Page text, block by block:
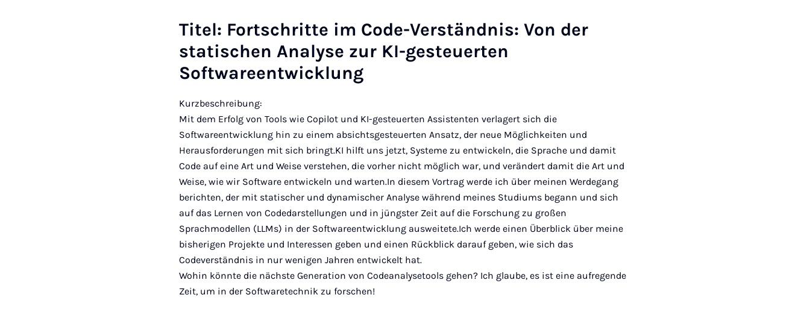
Titel: Fortschritte im Code-Verständnis: Von der
statischen Analyse zur KI-gesteuerten
Softwareentwicklung
Kurzbeschreibung:
Mit dem Erfolg von Tools wie Copilot und KI-gesteuerten Assistenten verlagert sich die
Softwareentwicklung hin zu einem absichtsgesteuerten Ansatz, der neue Möglichkeiten und
Herausforderungen mit sich bringt.KI hilft uns jetzt, Systeme zu entwickeln, die Sprache und damit
Code auf eine Art und Weise verstehen, die vorher nicht möglich war, und verändert damit die Art und
Weise, wie wir Software entwickeln und warten.In diesem Vortrag werde ich über meinen Werdegang
berichten, der mit statischer und dynamischer Analyse während meines Studiums begann und sich
auf das Lernen von Codedarstellungen und in jüngster Zeit auf die Forschung zu großen
Sprachmodellen (LLMs) in der Softwareentwicklung ausweitete.Ich werde einen Überblick über meine
bisherigen Projekte und Interessen geben und einen Rückblick darauf geben, wie sich das
Codeverständnis in nur wenigen Jahren entwickelt hat.
Wohin könnte die nächste Generation von Codeanalysetools gehen? Ich glaube, es ist eine aufregende
Zeit, um in der Softwaretechnik zu forschen!